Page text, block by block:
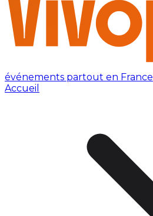
événements partout en France
Accueil